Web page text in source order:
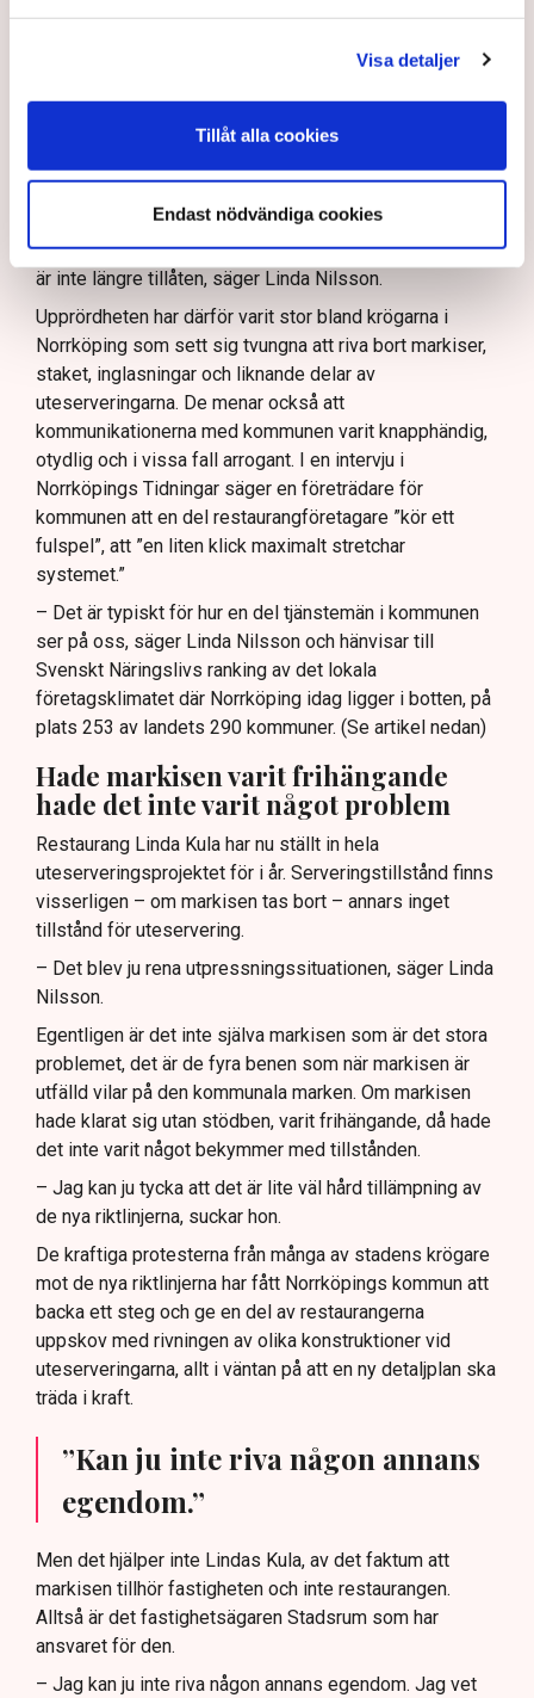
Visa detaljer
Tillåt alla cookies
Endast nödvändiga cookies
Förändringen från allmän platsmark till kvartersmark
medger att den kan hyras ut under längre tid och andra
villkor. Det kräver dock en ändring i detaljplanen för
vara klar i slutet av nästa år och där har Linda Nilsson
och ett flertal andra restaurangföretagare hamnat i kläm.
– Riktlinjerna gäller ju redan nu så min markis med ben
är inte längre tillåten, säger Linda Nilsson.
Upprördheten har därför varit stor bland krögarna i
Norrköping som sett sig tvungna att riva bort markiser,
staket, inglasningar och liknande delar av
uteserveringarna. De menar också att
kommunikationerna med kommunen varit knapphändig,
otydlig och i vissa fall arrogant. I en intervju i
Norrköpings Tidningar säger en företrädare för
kommunen att en del restaurangföretagare ”kör ett
fulspel”, att ”en liten klick maximalt stretchar
systemet.”
– Det är typiskt för hur en del tjänstemän i kommunen
ser på oss, säger Linda Nilsson och hänvisar till
Svenskt Näringslivs ranking av det lokala
företagsklimatet där Norrköping idag ligger i botten, på
plats 253 av landets 290 kommuner. (Se artikel nedan)
Hade markisen varit frihängande
hade det inte varit något problem
Restaurang Linda Kula har nu ställt in hela
uteserveringsprojektet för i år. Serveringstillstånd finns
visserligen – om markisen tas bort – annars inget
tillstånd för uteservering.
– Det blev ju rena utpressningssituationen, säger Linda
Nilsson.
Egentligen är det inte själva markisen som är det stora
problemet, det är de fyra benen som när markisen är
utfälld vilar på den kommunala marken. Om markisen
hade klarat sig utan stödben, varit frihängande, då hade
det inte varit något bekymmer med tillstånden.
– Jag kan ju tycka att det är lite väl hård tillämpning av
de nya riktlinjerna, suckar hon.
De kraftiga protesterna från många av stadens krögare
mot de nya riktlinjerna har fått Norrköpings kommun att
backa ett steg och ge en del av restaurangerna
uppskov med rivningen av olika konstruktioner vid
uteserveringarna, allt i väntan på att en ny detaljplan ska
träda i kraft.
”Kan ju inte riva någon annans
egendom.”
Men det hjälper inte Lindas Kula, av det faktum att
markisen tillhör fastigheten och inte restaurangen.
Alltså är det fastighetsägaren Stadsrum som har
ansvaret för den.
– Jag kan ju inte riva någon annans egendom. Jag vet